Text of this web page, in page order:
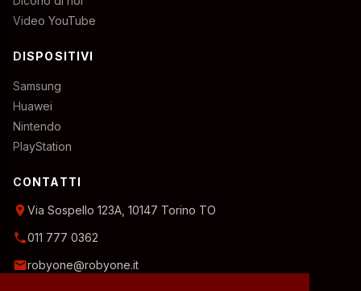
Video YouTube
DISPOSITIVI
Samsung
Huawei
Nintendo
PlayStation
CONTATTI
location_onVia Sospello 123A, 10147 Torino TO
phone011 777 0362
emailrobyone@robyone.it